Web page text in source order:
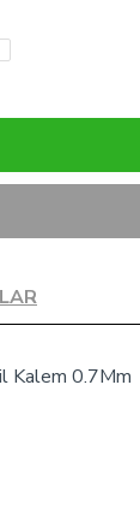
Kalem 0.7Mm